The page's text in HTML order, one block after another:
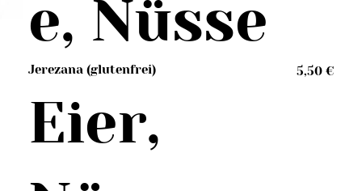
e, Nüsse
Jerezana (glutenfrei)
Eier,
5,50 €